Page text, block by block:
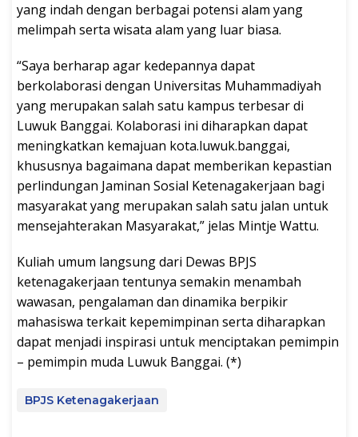
yang indah dengan berbagai potensi alam yang
melimpah serta wisata alam yang luar biasa.
“Saya berharap agar kedepannya dapat
berkolaborasi dengan Universitas Muhammadiyah
yang merupakan salah satu kampus terbesar di
Luwuk Banggai. Kolaborasi ini diharapkan dapat
meningkatkan kemajuan kota.luwuk.banggai,
khususnya bagaimana dapat memberikan kepastian
perlindungan Jaminan Sosial Ketenagakerjaan bagi
masyarakat yang merupakan salah satu jalan untuk
mensejahterakan Masyarakat,” jelas Mintje Wattu.
Kuliah umum langsung dari Dewas BPJS
ketenagakerjaan tentunya semakin menambah
wawasan, pengalaman dan dinamika berpikir
mahasiswa terkait kepemimpinan serta diharapkan
dapat menjadi inspirasi untuk menciptakan pemimpin
– pemimpin muda Luwuk Banggai. (*)
BPJS Ketenagakerjaan